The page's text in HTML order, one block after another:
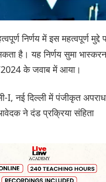
निर्णय में इस महत्वपूर्ण मुद्दे
है। यह निर्णय सुमा भास्करन
2024 के जवाब में आया।
I, नई दिल्ली में पंजीकृत अपराध
ने दंड प्रक्रिया संहिता